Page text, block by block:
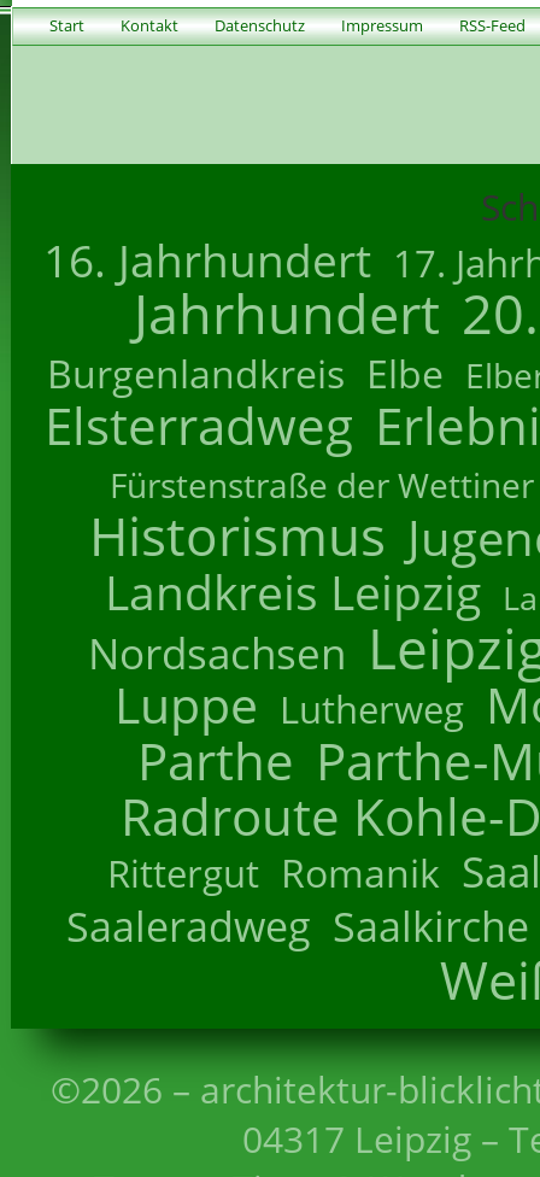
Start Kontakt Datenschutz Impressum RSS-Feed
16. Jahrhundert 17.
Jahrhundert
Burgenlandkreis Elbe
Elsterradweg
Fürstenstraße der Wettiner
Historismus
Landkreis Leipzig
Nordsachsen
Luppe Lutherweg
Parthe Parthe-
Radroute Kohle-
Rittergut Romanik
Saaleradweg Saalkirche
©2026 – architektur-
04317 Leipzig –